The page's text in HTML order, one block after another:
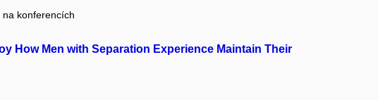
konferencích
How Men with Separation Experience Maintain Their